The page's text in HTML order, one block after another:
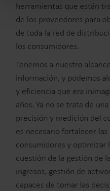
herramientas que están
de los proveedores para
de toda la red de
los consumidores.
Tenemos a nuestro
información, y podemos
y eficiencia que era
años. Ya no se trata de
precisión y medición del
es necesario fortalecer
consumidores y optimizar
cuestión de la gestión de
ingresos, gestión de
capaces de tomar las